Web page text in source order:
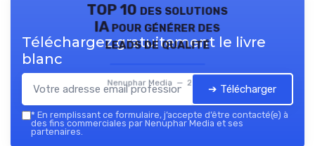
TOP 10 des solutions
IA pour générer des
leads de qualité
Nenuphar Media — 2026
Téléchargez gratuitement le livre
blanc
➔ Télécharger
* En remplissant ce formulaire, j’accepte d’être contacté(e) à
des fins commerciales par Nenuphar Media et ses
partenaires.